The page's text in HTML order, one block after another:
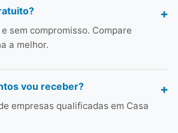
sem compromisso. Compare
a melhor.
vou receber?
empresas qualificadas em Casa